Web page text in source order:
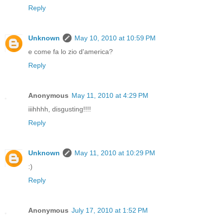
Reply
Unknown
May 10, 2010 at 10:59 PM
e come fa lo zio d'america?
Reply
Anonymous May 11, 2010 at 4:29 PM
iiihhhh, disgusting!!!!
Reply
Unknown
May 11, 2010 at 10:29 PM
:)
Reply
Anonymous July 17, 2010 at 1:52 PM